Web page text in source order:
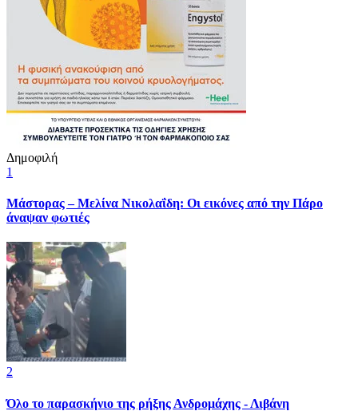
Δημοφιλή
1
Μάστορας – Μελίνα Νικολαΐδη: Οι εικόνες από την Πάρο
άναψαν φωτιές
2
Όλο το παρασκήνιο της ρήξης Ανδρομάχης - Λιβάνη